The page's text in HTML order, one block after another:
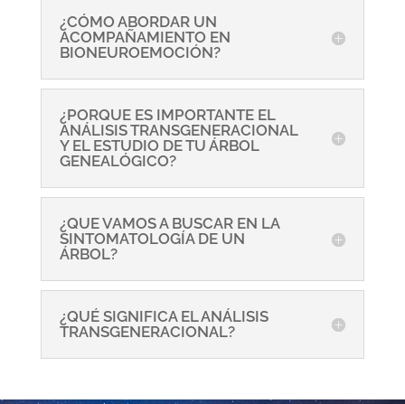
¿CÓMO ABORDAR UN
ACOMPAÑAMIENTO EN
BIONEUROEMOCIÓN?
¿PORQUE ES IMPORTANTE EL
ANÁLISIS TRANSGENERACIONAL
Y EL ESTUDIO DE TU ÁRBOL
GENEALÓGICO?
¿QUE VAMOS A BUSCAR EN LA
SINTOMATOLOGÍA DE UN
ÁRBOL?
¿QUÉ SIGNIFICA EL ANÁLISIS
TRANSGENERACIONAL?